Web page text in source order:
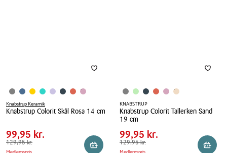
Knabstrup Keramik
Knabstrup Colorit Skål Rosa 14 cm
Colorit
Skål
Pris
Pris
99,95 kr.
Spar
30,00 kr.
Førpris
99,95 kr.
129,95 kr. Reservér i butik
KNABSTRUP
Knabstrup Colorit Tallerken Sand
19 cm
Knabstrup
Colorit
Pris
tabel
Pris
99,95 kr.
Spar
30,00 kr.
Førpris
99,95 kr.
129,95 kr.